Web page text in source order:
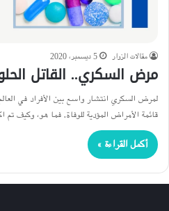
مقالات الزوار 5 ديسمبر، 2020
مرض السكري.. القاتل
لمرض السكري انتشار واسع بين الأفراد في
قائمة الأمراض المؤدية للوفاة. فما هو، وكيف تم
أكمل القراءة »